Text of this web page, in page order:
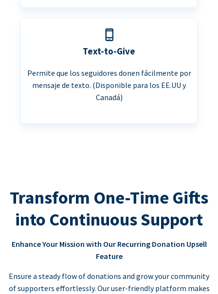
Text-to-Give
Permite que los seguidores donen fácilmente por
mensaje de texto. (Disponible para los EE.UU y
Canadá)
Transform One-Time Gifts
into Continuous Support
Enhance Your Mission with Our Recurring Donation Upsell
Feature
Ensure a steady flow of donations and grow your community
of supporters effortlessly. Our user-friendly platform makes